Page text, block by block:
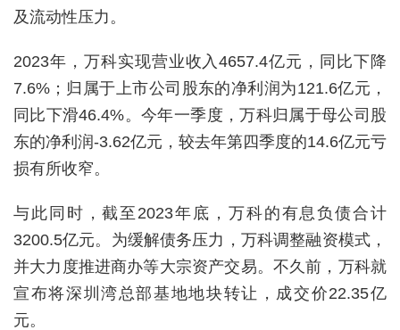
及流动性压力。
2023年，万科实现营业收入4657.4亿元，同比下降
7.6%；归属于上市公司股东的净利润为121.6亿元，
同比下滑46.4%。今年一季度，万科归属于母公司股
东的净利润-3.62亿元，较去年第四季度的14.6亿元亏
损有所收窄。
与此同时，截至2023年底，万科的有息负债合计
3200.5亿元。为缓解债务压力，万科调整融资模式，
并大力度推进商办等大宗资产交易。不久前，万科就
宣布将深圳湾总部基地地块转让，成交价22.35亿
元。